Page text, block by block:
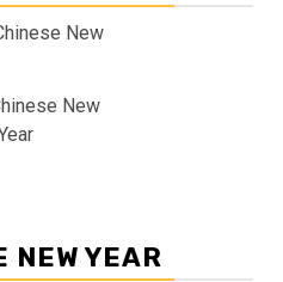
New
NEW YEAR